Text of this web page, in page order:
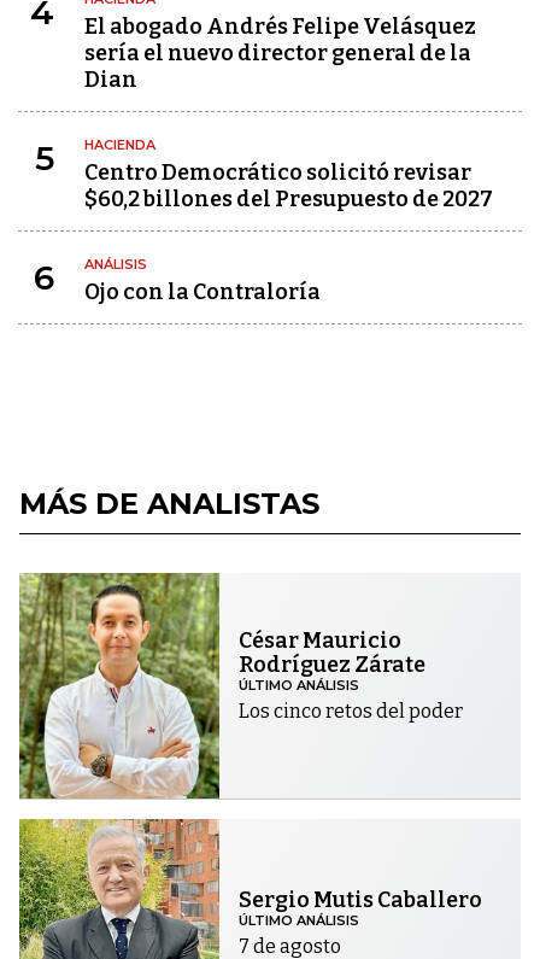
4
El abogado Andrés Felipe Velásquez
sería el nuevo director general de la
Dian
5 HACIENDA
Centro Democrático solicitó revisar
$60,2 billones del Presupuesto de 2027
6 ANÁLISIS
Ojo con la Contraloría
MÁS DE ANALISTAS
César Mauricio
Rodríguez Zárate
ÚLTIMO ANÁLISIS
Los cinco retos del poder
Sergio Mutis Caballero
ÚLTIMO ANÁLISIS
7 de agosto